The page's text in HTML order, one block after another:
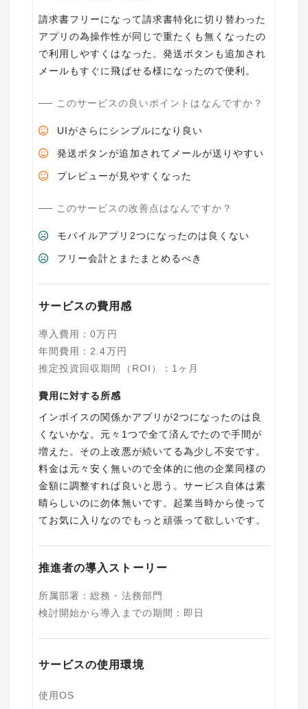
請求書フリーになって請求書特化に切り替わった
アプリの為操作性が同じで重たくも無くなったの
で利用しやすくはなった。発送ボタンも追加され
メールもすぐに飛ばせる様になったので便利。
このサービスの良いポイントはなんですか？
UIがさらにシンプルになり良い
発送ボタンが追加されてメールが送りやすい
プレビューが見やすくなった
このサービスの改善点はなんですか？
モバイルアプリ2つになったのは良くない
フリー会計とまたまとめるべき
サービスの費用感
導入費用 ：0万円
年間費用 ： 2.4万円
推定投資回収期間（ROI）
： 1ヶ月
費用に対する所感
インボイスの関係かアプリが2つになったのは良
くないかな。元々1つで全て済んでたので手間が
増えた。その上改悪が続いてる為少し不安です。
料金は元々安く無いので全体的に他の企業同様の
金額に調整すれば良いと思う。サービス自体は素
晴らしいのに勿体無いです。起業当時から使って
てお気に入りなのでもっと頑張って欲しいです。
推進者の導入ストーリー
所属部署 ：総務・法務部門
検討開始から導入までの期間 ： 即日
サービスの使用環境
使用OS